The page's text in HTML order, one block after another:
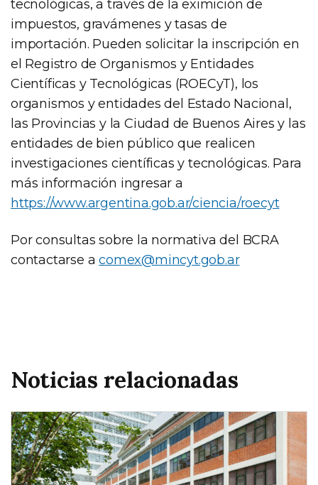
tecnológicas, a través de la eximición de
impuestos, gravámenes y tasas de
importación. Pueden solicitar la inscripción en
el Registro de Organismos y Entidades
Científicas y Tecnológicas (ROECyT), los
organismos y entidades del Estado Nacional,
las Provincias y la Ciudad de Buenos Aires y las
entidades de bien público que realicen
investigaciones científicas y tecnológicas. Para
más información ingresar a
https://www.argentina.gob.ar/ciencia/roecyt
Por consultas sobre la normativa del BCRA
contactarse acomex@mincyt.gob.ar
Noticias relacionadas